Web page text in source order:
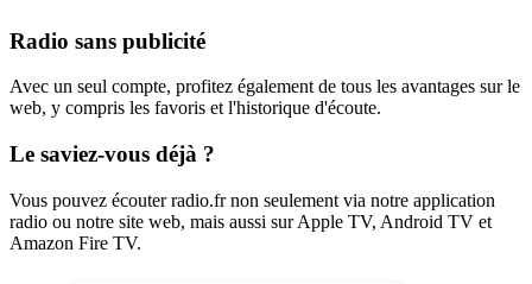
Radio sans publicité
Avec un seul compte, profitez également de tous les avantages sur le
web, y compris les favoris et l'historique d'écoute.
Le saviez-vous déjà ?
Vous pouvez écouter radio.fr non seulement via notre application
radio ou notre site web, mais aussi sur Apple TV, Android TV et
Amazon Fire TV.